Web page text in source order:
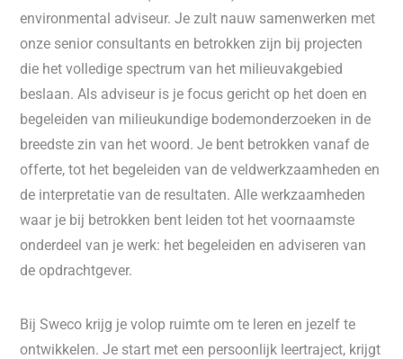
environmental adviseur. Je zult nauw samenwerken met
onze senior consultants en betrokken zijn bij projecten
die het volledige spectrum van het milieuvakgebied
beslaan. Als adviseur is je focus gericht op het doen en
begeleiden van milieukundige bodemonderzoeken in de
breedste zin van het woord. Je bent betrokken vanaf de
offerte, tot het begeleiden van de veldwerkzaamheden en
de interpretatie van de resultaten. Alle werkzaamheden
waar je bij betrokken bent leiden tot het voornaamste
onderdeel van je werk: het begeleiden en adviseren van
de opdrachtgever.
Bij Sweco krijg je volop ruimte om te leren en jezelf te
ontwikkelen. Je start met een persoonlijk leertraject, krijgt